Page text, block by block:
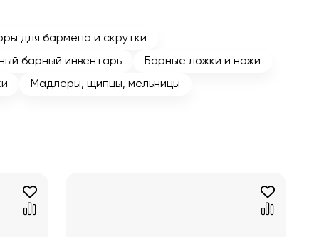
для бармена и скрутки
барный инвентарь
Барные ложки и ножи
Мадлеры, щипцы, мельницы